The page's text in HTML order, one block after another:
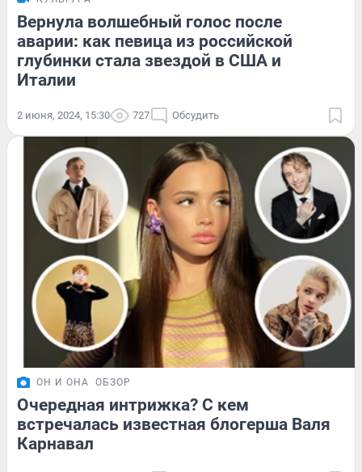
Вернула волшебный голос после
аварии: как певица из российской
глубинки стала звездой в США и
Италии
2 июня, 2024, 15:30 727 Обсудить
ОН И ОНА ОБЗОР
Очередная интрижка? С кем
встречалась известная блогерша Валя
Карнавал